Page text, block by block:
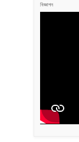
বিজ্ঞাপন